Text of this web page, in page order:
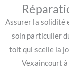
Assurer la solidité
soin particulier
toit qui scelle la
Vexaincourt